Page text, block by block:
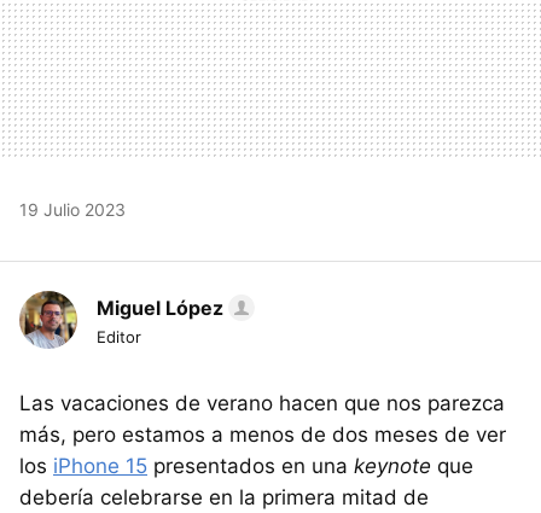
19 Julio 2023
Miguel López
Editor
Las vacaciones de verano hacen que nos parezca
más, pero estamos a menos de dos meses de ver
los iPhone 15 presentados en una keynote que
debería celebrarse en la primera mitad de